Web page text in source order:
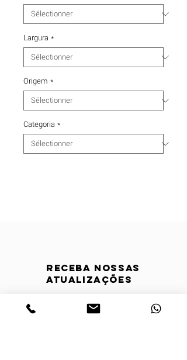
Largura *
Origem *
Categoria *
Receba nossas
atualizações